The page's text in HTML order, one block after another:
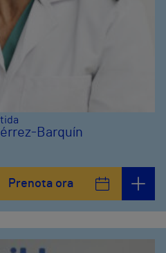
Barquín
Prenota ora